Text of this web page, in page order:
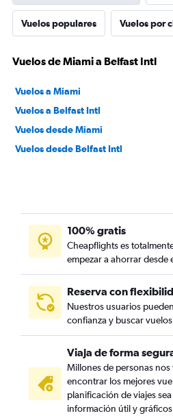
Vuelos populares Vuelos por
Vuelos de Miami a Belfast Intl
Vuelos a Miami
Vuelos a Belfast Intl
Vuelos desde Miami
Vuelos desde Belfast Intl
100% gratis
Cheapflights es
empezar a ahorrar desde
Reserva con
Nuestros usuarios
confianza y buscar
Viaja de forma
Millones de personas
encontrar los mejores
planificación de viajes
información útil y